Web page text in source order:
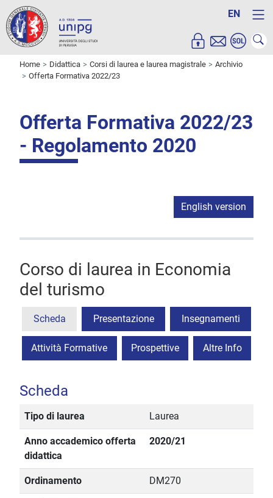
EN
Home Didattica Corsi di laurea e laurea magistrale
Archivio
Offerta Formativa 2022/23
Offerta Formativa 2022/23
- Regolamento 2020
English version
Corso di laurea in Economia
del turismo
Scheda Presentazione Insegnamenti
Attività Formative Prospettive Altre Info
Scheda
Tipo di laurea Laurea
Anno accademico offerta
didattica
2020/21
Ordinamento DM270